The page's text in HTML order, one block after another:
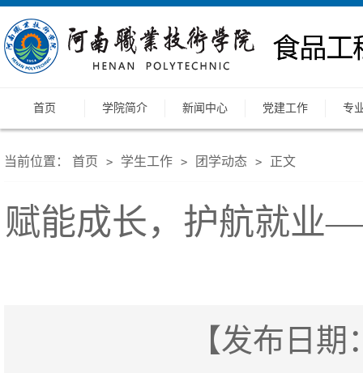
首页 学院简介 新闻中心 党建工作 专
当前位置： 首页 > 学生工作 > 团学动态 > 正文
赋能成长，护航就业
【发布日